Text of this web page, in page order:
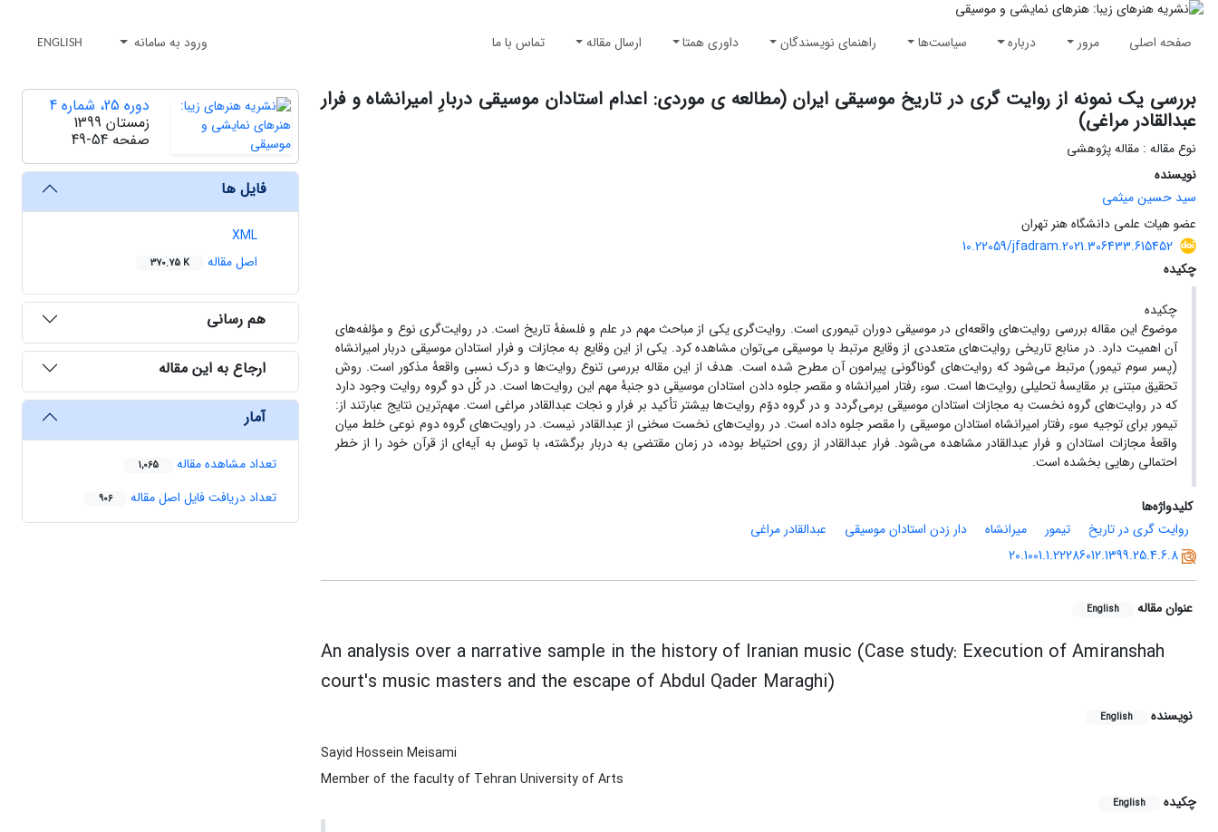
صفحه اصلی مرور درباره سیاست‌ها راهنمای نویسندگان داوری همتا ارسال مقاله تماس با ما ورود به سامانه ENGLISH
بررسی یک نمونه از روایت گری در تاریخ موسیقی ایران (مطالعه ی موردی: اعدام استادان موسیقی دربارِ امیرانشاه و فرار
عبدالقادر مراغی)
نوع مقاله : مقاله پژوهشی
نویسنده
سید حسین میثمی
عضو هیات علمی دانشگاه هنر تهران
10.22059/jfadram.2021.306433.615452
چکیده
چکیده
موضوع این مقاله بررسی روایت‌های واقعه‌ای در موسیقی دوران تیموری است. روایت‌گری یکی از مباحث مهم در علم و فلسفۀ تاریخ است. در روایت‌گری نوع و مؤلفه‌های
آن اهمیت دارد. در منابع تاریخی روایت‌های متعددی از وقایع مرتبط با موسیقی می‌توان مشاهده کرد. یکی از این وقایع به مجازات و فرار استادان موسیقی دربار امیرانشاه
(پسر سوم تیمور) مرتبط می‌شود که روایت‌های گوناگونی پیرامون آن مطرح شده است. هدف از این مقاله بررسی تنوع روایت‌ها و درک نسبی واقعۀ مذکور است. روش
تحقیق مبتنی بر مقایسۀ تحلیلی روایت‌ها است. سوء رفتار امیرانشاه و مقصر جلوه دادن استادان موسیقی دو جنبۀ مهم این روایت‌ها است. در کُل دو گروه روایت وجود دارد
که در روایت‌های گروه نخست به مجازات استادان موسیقی برمی‌گردد و در گروه دوّم روایت‌ها بیشتر تأکید بر فرار و نجات عبدالقادر مراغی است. مهم‌ترین نتایج عبارتند از:
تیمور برای توجیه سوء رفتار امیرانشاه استادان موسیقی را مقصر جلوه داده است. در روایت‌های نخست سخنی از عبدالقادر نیست. در راویت‌های گروه دوم نوعی خلط میان
واقعۀ مجازات استادان و فرار عبدالقادر مشاهده می‌شود. فرار عبدالقادر از روی احتیاط بوده، در زمان مقتضی به دربار برگشته، با توسل به آیه‌ای از قرآن خود را از خطر
احتمالی رهایی بخشده است.
کلیدواژه‌ها
روایت گری در تاریخ
تیمور میرانشاه دار زدن استادان موسیقی
عبدالقادر مراغی
20.1001.1.22286012.1399.25.4.6.8
عنوان مقاله English
An analysis over a narrative sample in the history of Iranian music (Case study: Execution of Amiranshah
court′s music masters and the escape of Abdul Qader Maraghi)
نویسنده English
Sayid Hossein Meisami
Member of the faculty of Tehran University of Arts
چکیده
English
دوره 25، شماره 4
زمستان 1399
صفحه 49-54
فایل ها
XML
اصل مقاله
370.75 K
هم رسانی
ارجاع به این مقاله
آمار
تعداد مشاهده مقاله 1,065
تعداد دریافت فایل اصل مقاله 906